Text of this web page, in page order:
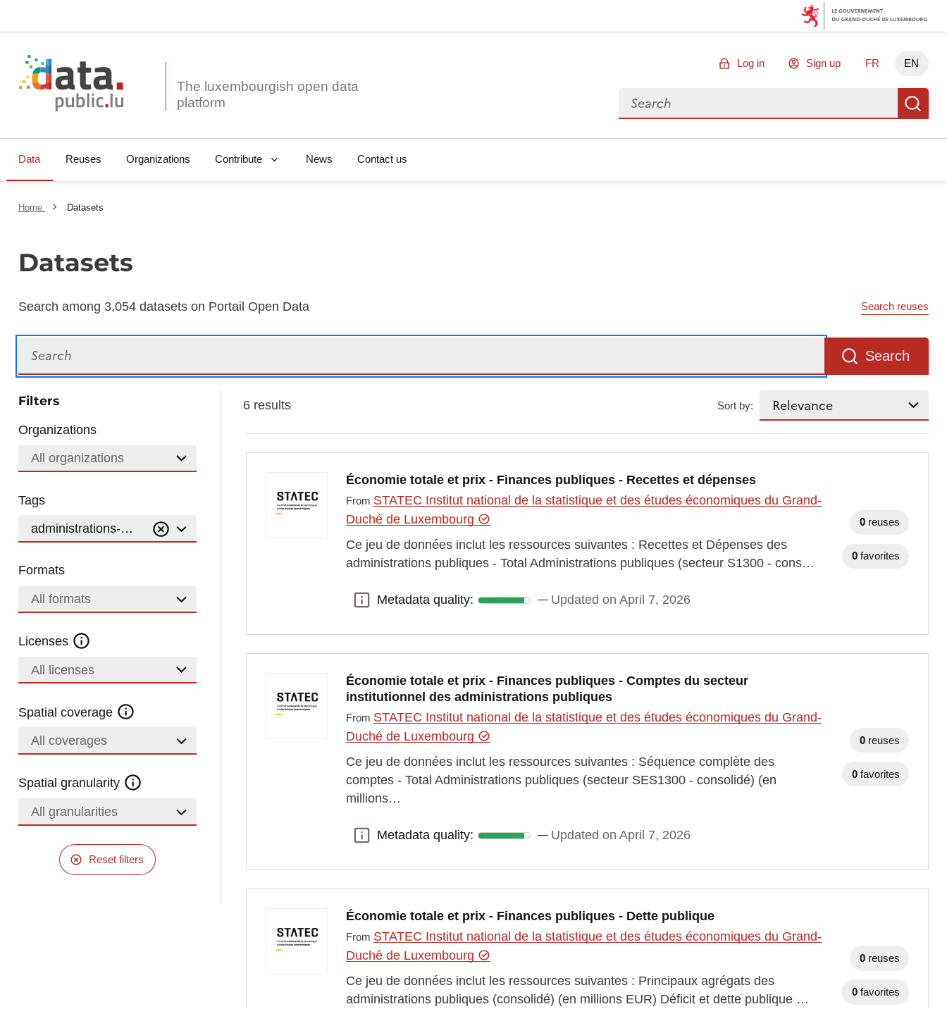
The luxembourgish open data
Log in Sign up FR EN
Search for data
Data Reuses Organizations Contribute News Contact us
Home Datasets
Datasets
Search among 3,054 datasets on Portail Open Data Search reuses
Search
Filters
Organizations
All organizations
Tags
administrations-de-securite-sociale
Formats
All formats
Licenses
All licenses
Spatial coverage
All coverages
Spatial granularity
All granularities
Reset filters
6 results Sort by:
Économie totale et prix - Finances publiques - Recettes et dépenses
From STATEC Institut national de la statistique et des études économiques du Grand-
Duché de Luxembourg
Ce jeu de données inclut les ressources suivantes : Recettes et Dépenses des
administrations publiques - Total Administrations publiques (secteur S1300 - cons…
Metadata quality:
Metadata quality: Updated on April 7, 2026
0 reuses
0 favorites
Économie totale et prix - Finances publiques - Comptes du secteur
institutionnel des administrations publiques
From STATEC Institut national de la statistique et des études économiques du Grand-
Duché de Luxembourg
Ce jeu de données inclut les ressources suivantes : Séquence complète des
comptes - Total Administrations publiques (secteur SES1300 - consolidé) (en
millions…
Metadata quality:
Metadata quality: Updated on April 7, 2026
0 reuses
0 favorites
Économie totale et prix - Finances publiques - Dette publique
From STATEC Institut national de la statistique et des études économiques du Grand-
Duché de Luxembourg
Ce jeu de données inclut les ressources suivantes : Principaux agrégats des
administrations publiques (consolidé) (en millions EUR) Déficit et dette publique …
0 reuses
0 favorites